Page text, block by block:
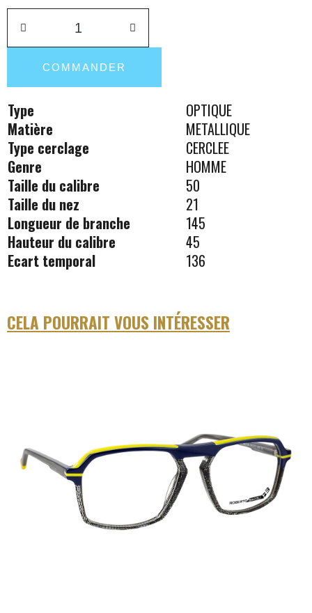
COMMANDER
Type
OPTIQUE
Matière
METALLIQUE
Type cerclage
CERCLEE
Genre
HOMME
Taille du calibre
50
Taille du nez
21
Longueur de branche
145
Hauteur du calibre
45
Ecart temporal
136
CELA POURRAIT VOUS INTÉRESSER